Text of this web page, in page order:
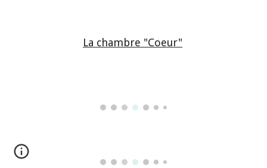
La chambre "Coeur"